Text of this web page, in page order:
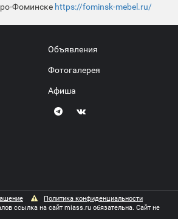
Фоминске https://fominsk-mebel.ru/
Объявления
Фотогалерея
Афиша
Политика конфиденциальности
ссылка на сайт miass.ru обязательна. Сайт не